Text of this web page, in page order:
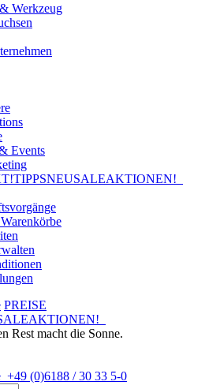
Werkzeug
Events
TIPPSNEUSALEAKTIONEN!
PREISE
AKTIONEN!
Rest macht die Sonne.
+49 (0)6188 / 30 33 5-0